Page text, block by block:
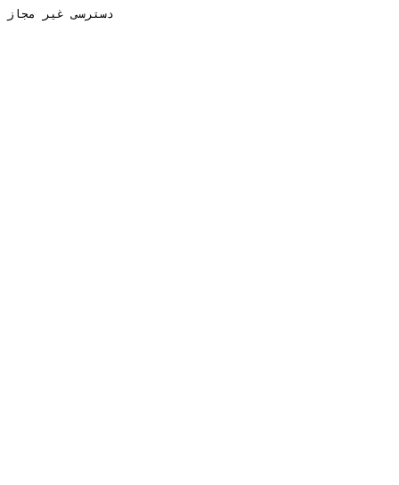
دسترسی غیر مجاز